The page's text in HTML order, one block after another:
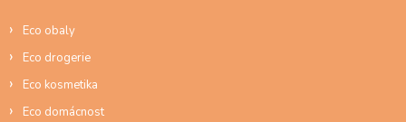
Eco obaly
Eco drogerie
Eco kosmetika
Eco domácnost